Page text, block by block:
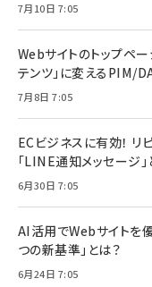
7月10日 7:05
Webサイトのトップペ
テンツ」に変えるPIM/
7月8日 7:05
ECビジネスに有効！
「LINE通知メッセージ」
6月30日 7:05
AI活用でWebサイトを
つの新基準」とは？
6月24日 7:05